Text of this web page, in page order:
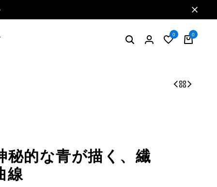
0 0
秘的な青が描く、繊
線